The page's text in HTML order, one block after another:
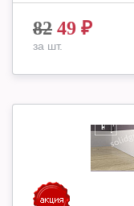
82 49 ₽
за шт.